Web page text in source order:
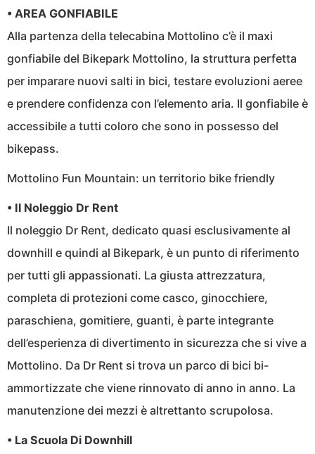
• AREA GONFIABILE
Alla partenza della telecabina Mottolino c’è il maxi
gonfiabile del Bikepark Mottolino, la struttura perfetta
per imparare nuovi salti in bici, testare evoluzioni aeree
e prendere confidenza con l’elemento aria. Il gonfiabile è
accessibile a tutti coloro che sono in possesso del
bikepass.
Mottolino Fun Mountain: un territorio bike friendly
• Il Noleggio Dr Rent
Il noleggio Dr Rent, dedicato quasi esclusivamente al
downhill e quindi al Bikepark, è un punto di riferimento
per tutti gli appassionati. La giusta attrezzatura,
completa di protezioni come casco, ginocchiere,
paraschiena, gomitiere, guanti, è parte integrante
dell’esperienza di divertimento in sicurezza che si vive a
Mottolino. Da Dr Rent si trova un parco di bici bi-
ammortizzate che viene rinnovato di anno in anno. La
manutenzione dei mezzi è altrettanto scrupolosa.
• La Scuola Di Downhill